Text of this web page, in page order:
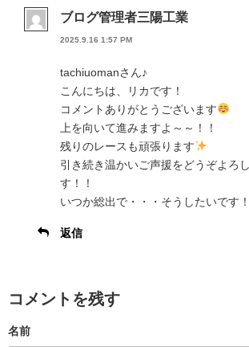
ブログ管理者三陽工業
2025.9.16 1:57 PM
tachiuomanさん♪
こんにちは、リカです！
コメントありがとうございます
上を向いて進みますよ～～！！
残りのレースも頑張ります
引き続き温かいご声援をどうぞよろ
す！！
いつか総出で・・・そうしたいです！
返信
コメントを残す
名前